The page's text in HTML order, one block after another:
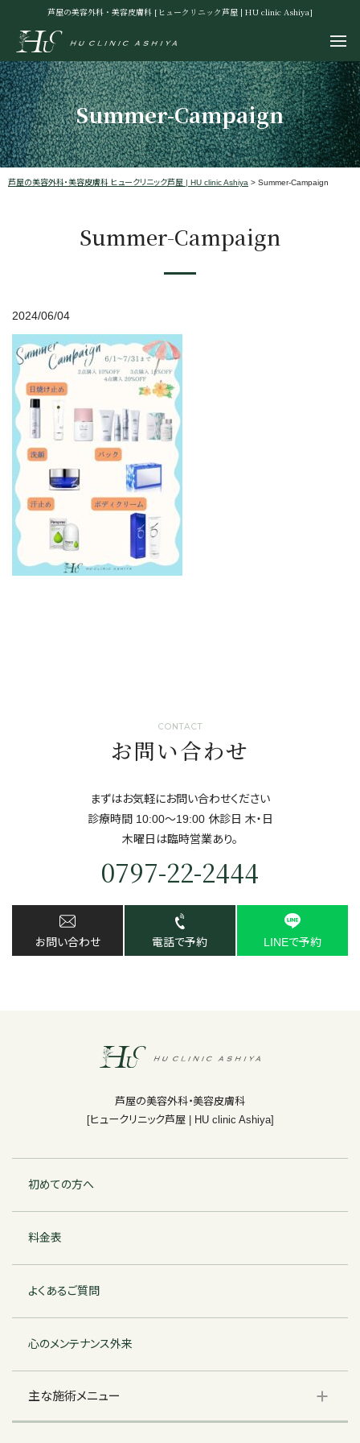
芦屋の美容外科・美容皮膚科 [ヒュークリニック芦屋 | HU clinic Ashiya]
Summer-Campaign
芦屋の美容外科・美容皮膚科 ヒュークリニック芦屋 | HU clinic Ashiya > Summer-Campaign
Summer-Campaign
2024/06/04
CONTACT
お問い合わせ
まずはお気軽にお問い合わせください
診療時間 10:00～19:00 休診日 ⽊・⽇
⽊曜日は臨時営業あり。
0797-22-2444
お問い合わせ 電話で予約 LINEで予約
芦屋の美容外科・美容皮膚科
[ヒュークリニック芦屋 | HU clinic Ashiya]
初めての方へ
料金表
よくあるご質問
心のメンテナンス外来
主な施術メニュー